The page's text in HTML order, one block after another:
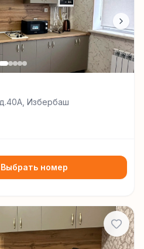
Избербаш
Выбрать номер